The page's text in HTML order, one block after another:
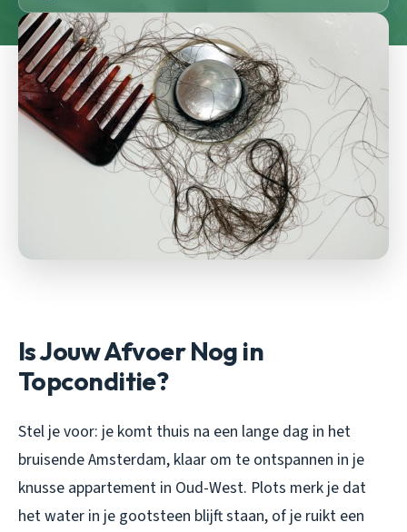
Is Jouw Afvoer Nog in
Topconditie?
Stel je voor: je komt thuis na een lange dag in het
bruisende Amsterdam, klaar om te ontspannen in je
knusse appartement in Oud-West. Plots merk je dat
het water in je gootsteen blijft staan, of je ruikt een